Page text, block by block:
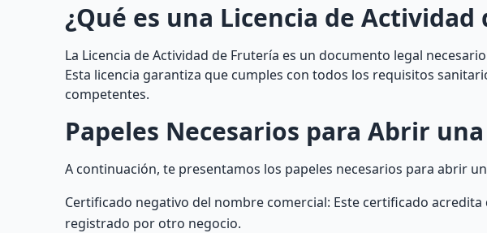
¿Qué es una Licencia de Actividad
La Licencia de Actividad de Frutería es un documento legal
Esta licencia garantiza que cumples con todos los requisitos
competentes.
Papeles Necesarios para Abrir
A continuación, te presentamos los papeles necesarios para abrir
Certificado negativo del nombre comercial: Este certificado
registrado por otro negocio.